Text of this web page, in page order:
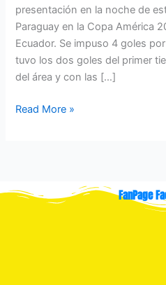
presentación en la noche de
Paraguay en la Copa América
Ecuador. Se impuso 4 goles
tuvo los dos goles del primer
del área y con las […]
Read More »
FanPage